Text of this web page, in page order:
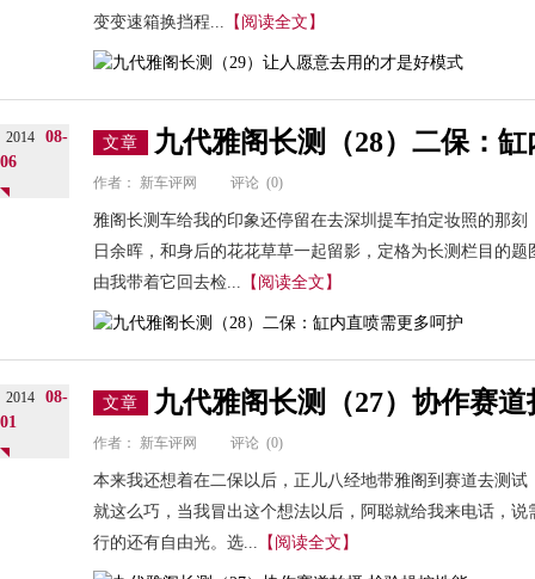
变变速箱换挡程... 【阅读全文】
2014
08-
06
文章 九代雅阁长测（28）二保：
作者： 新车评网 评论 (0)
雅阁长测车给我的印象还停留在去深圳提车拍定妆照的那
日余晖，和身后的花花草草一起留影，定格为长测栏目的
由我带着它回去检... 【阅读全文】
2014
08-
01
文章 九代雅阁长测（27）协作赛
作者： 新车评网 评论 (0)
本来我还想着在二保以后，正儿八经地带雅阁到赛道去测
就这么巧，当我冒出这个想法以后，阿聪就给我来电话，
行的还有自由光。选... 【阅读全文】